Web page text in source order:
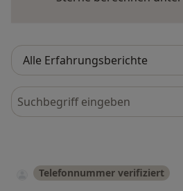
Bewertungen durchsuchen
Telefonnummer verifiziert